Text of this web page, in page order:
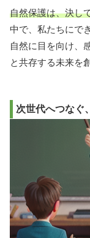
自然保護は、決し
中で、私たちにで
自然に目を向け、
と共存する未来を
次世代へつなぐ